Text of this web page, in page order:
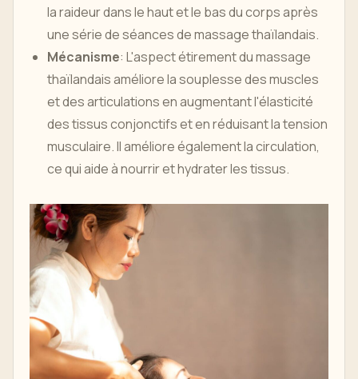
la raideur dans le haut et le bas du corps après
une série de séances de massage thaïlandais.
Mécanisme: L'aspect étirement du massage
thaïlandais améliore la souplesse des muscles
et des articulations en augmentant l'élasticité
des tissus conjonctifs et en réduisant la tension
musculaire. Il améliore également la circulation,
ce qui aide à nourrir et hydrater les tissus.